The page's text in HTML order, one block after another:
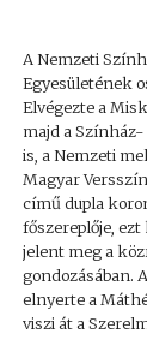
A Nemzeti
Egyesületének
Elvégezte a
majd a
is, a Nemzeti
Magyar
című dupla
főszereplője,
jelent meg a
gondozásában.
elnyerte a
viszi át a